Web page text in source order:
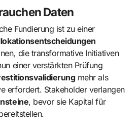
Daten
Fundierung ist zu einer
die transformative Initiativen
einer verstärkten Prüfung
mehr als
erfordert. Stakeholder verlangen
, bevor sie Kapital für